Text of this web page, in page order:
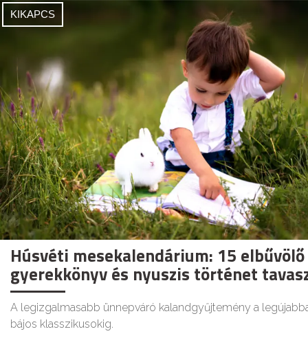
KIKAPCS
Húsvéti mesekalendárium: 15 elbűvölő
gyerekkönyv és nyuszis történet
A legizgalmasabb ünnepváró kalandgyűjtemény a
bájos klasszikusokig.